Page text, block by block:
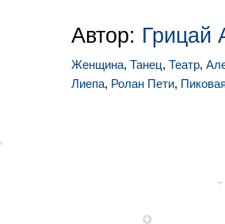
Автор: Грицай
Женщина, Танец, Театр,
Лиепа, Ролан Пети,